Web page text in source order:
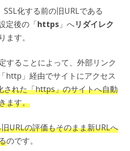
化する前の旧URLである
定後の「https 」へリダイレク
ます。
することによって、外部リンク
http」経由でサイトにアクセス
された「https」のサイトへ自動
ます。
URLの評価もそのまま新URLへ
のです。